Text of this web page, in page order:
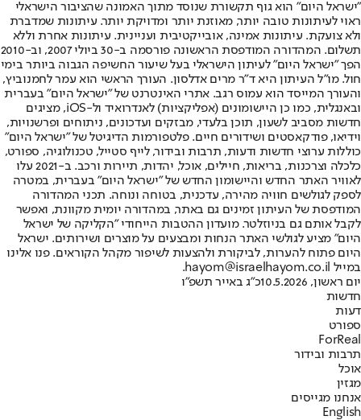
"ישראל היום" הוא גוף תקשורת שנוסד מתוך האמונה שהציבור הישראלי
ראוי לעיתונות טובה יותר, מאוזנת יותר ומדויקת יותר. עיתונות שמדברת
ולא צועקת. עיתונות אמינה, אובייקטיבית ועניינית. עיתונות אחרת וללא
תשלום. המהדורה המודפסת הראשונה פורסמה ב-30 ביולי 2007, וב-2010
הפך "ישראל היום" לעיתון הישראלי בעל שיעור החשיפה הגבוה ביותר בימי
חול. מו"ל העיתון היא ד"ר מרים אדלסון. העורך הראשי הוא עמר לחמנוביץ,
והעורך המייסד הוא עמוס רגב. אתרי האינטרנט של "ישראל היום" בעברית
ובאנגלית, כמו כן היישומונים (אפליקציות) לאנדרואיד ול-iOS, מציגים
חדשות מסביב לשעון, תוכן בלעדי, מבזקים ועדכונים, ניתוחים ופרשנויות,
וידיאו, פודקאסטים ושידורים חיים. פלטפורמות הדיגיטל של "ישראל היום"
כוללות ערוצי חדשות ודעות, תרבות ובידור, לייף סטייל, טכנולוגיה, ספורט,
כלכלה וצרכנות, בריאות, חיילים, אוכל, יהדות, תיירות ורכב. ב-2021 עלו
לאוויר האתר החדש והיישומון החדש של "ישראל היום" בעברית, במטרה
לספק לגולשים חוויה מהירה, עדכנית, בטוחה ונוחה. תכני המהדורה
המודפסת של העיתון זמינים גם באתר, במהדורה יומית מקוונת, ואפשר
לקבל אותם גם בניוזלטר. מועדון ההטבות הייחודי "הקליקה של ישראל
היום" מציע לגולשי האתר הנחות ומבצעים על מוצרים ושירותים. ישראל
היום פתוח להערות, לביקורת ולהצעות לשיפור מקהל הקוראים. פנו אלינו
במייל hayom@israelhayom.co.il.
יום ראשון, 10.5.2026
כ"ג באייר תשפ"ו
חדשות
דעות
ספורט
ForReal
תרבות ובידור
אוכל
מגזין
אנחנו מגייסים
English